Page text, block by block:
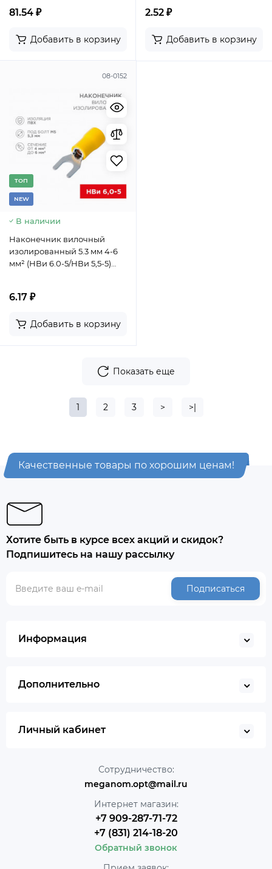
81.54 ₽
Добавить в корзину
2.52 ₽
Добавить в корзину
08-0152
TОП
NEW
В наличии
Наконечник вилочный
изолированный 5.3 мм 4-6
мм² (НВи 6.0-5/НВи 5,5-5)
6.17 ₽
Добавить в корзину
Показать еще
1 2 3 > >|
Качественные товары по хорошим ценам!
Хотите быть в курсе всех акций и скидок?
Подпишитесь на нашу рассылку
Подписаться
Информация
Дополнительно
Личный кабинет
Сотрудничество:
meganom.opt@mail.ru
Интернет магазин:
+7 909-287-71-72
+7 (831) 214-18-20
Обратный звонок